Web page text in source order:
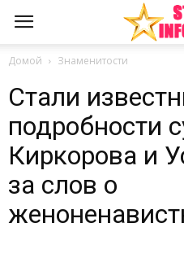
Домой Знаменитости
Стали
подробности
Киркорова и
за слов о